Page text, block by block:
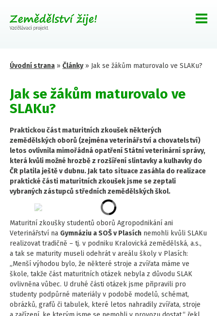
Úvodní strana » Články» Jak se žákům maturovalo ve SLAKu?
Jak se žákům maturovalo ve
SLAKu?
Praktickou část maturitních zkoušek některých
zemědělských oborů (zejména veterinářství a chovatelství)
letos ovlivnila mimořádná opatření Státní veterinární správy,
která kvůli možné hrozbě z rozšíření slintavky a kulhavky do
ČR platila ještě v dubnu. Jak tato situace zasáhla do realizace
praktické části maturitních zkoušek jsme se zeptali
vybraných zástupců středních zemědělských škol.
Maturitní zkoušky studentů oborů Agropodnikání ani
Veterinářství na Gymnáziu a SOŠ v Plasích nemohli kvůli SLAKu
realizovat tradičně – tj. v podniku Kralovická zemědělská, a.s.,
a tak se maturity museli odehrát v areálu školy v Plasích:
„Menší výhodou bylo, že některé stroje a zvířata máme ve
škole, takže část maturitních otázek nebyla z důvodu SLAK
ovlivněna vůbec. U druhé části otázek jsme připravili pro
studenty podpůrné materiály v podobě modelů, schémat,
obrázků, grafů či tabulek, které letos nahradily zvířata, stroje